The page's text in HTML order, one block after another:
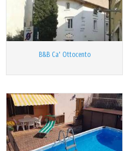
B&B Ca' Ottocento